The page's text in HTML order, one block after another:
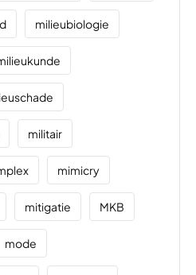
milieubiologie
militair
mimicry
mitigatie MKB
mode